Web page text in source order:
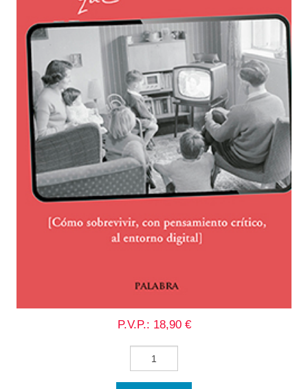
P.V.P.: 18,90 €